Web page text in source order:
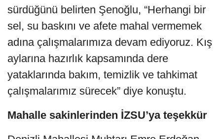
sürdüğünü belirten Şenoğlu, “Herhangi bir
sel, su baskını ve afete mahal vermemek
adına çalışmalarımıza devam ediyoruz. Kış
aylarına hazırlık kapsamında dere
yataklarında bakım, temizlik ve tahkimat
çalışmalarımız sürecek” diye konuştu.
Mahalle sakinlerinden İZSU’ya teşekkür